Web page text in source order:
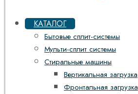
КАТАЛОГ
Бытовые сплит-системы
Мульти-сплит системы
Стиральные машины
Вертикальная загрузка
Фронтальная загрузка